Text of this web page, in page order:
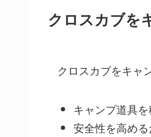
クロスカブを
クロスカブをキャ
キャンプ道具
安全性を高め